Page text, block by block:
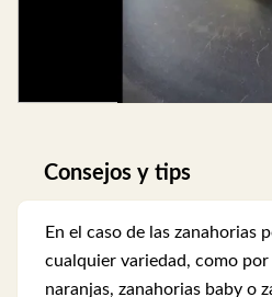
Consejos y tips
En el caso de las zanahorias
cualquier variedad, como
naranjas, zanahorias baby o